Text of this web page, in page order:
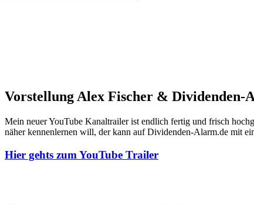
Vorstellung Alex Fischer & Dividenden-
Mein neuer YouTube Kanaltrailer ist endlich fertig und frisch
näher kennenlernen will, der kann auf Dividenden-Alarm.de mit
Hier gehts zum YouTube Trailer